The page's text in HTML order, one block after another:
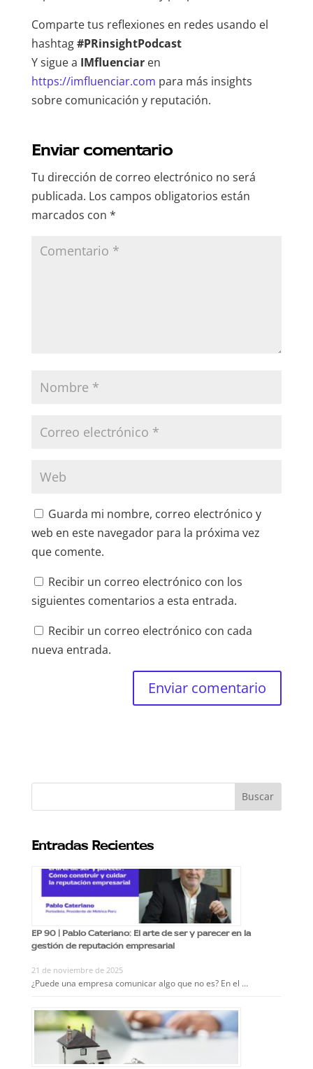
Comparte tus reflexiones en redes usando el
hashtag#PRinsightPodcast
Y sigue a IMfluenciaren
https://imfluenciar.com para más insights
sobre comunicación y reputación.
Enviar comentario
Tu dirección de correo electrónico no será
publicada. Los campos obligatorios están
marcados con *
Guarda mi nombre, correo electrónico y
web en este navegador para la próxima vez
que comente.
Recibir un correo electrónico con los
siguientes comentarios a esta entrada.
Recibir un correo electrónico con cada
nueva entrada.
Enviar comentario
Entradas Recientes
EP 90 | Pablo Cateriano: El arte de ser y parecer en la
gestión de reputación empresarial
21 de noviembre de 2025
¿Puede una empresa comunicar algo que no es? En el …